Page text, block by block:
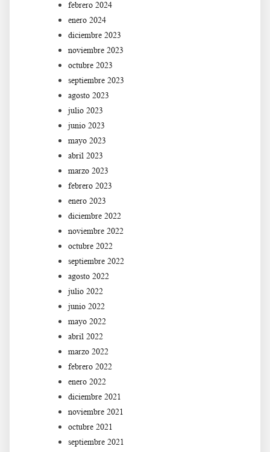
febrero 2024
enero 2024
diciembre 2023
noviembre 2023
octubre 2023
septiembre 2023
agosto 2023
julio 2023
junio 2023
mayo 2023
abril 2023
marzo 2023
febrero 2023
enero 2023
diciembre 2022
noviembre 2022
octubre 2022
septiembre 2022
agosto 2022
julio 2022
junio 2022
mayo 2022
abril 2022
marzo 2022
febrero 2022
enero 2022
diciembre 2021
noviembre 2021
octubre 2021
septiembre 2021